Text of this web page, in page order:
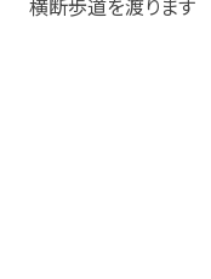
横断歩道を渡ります